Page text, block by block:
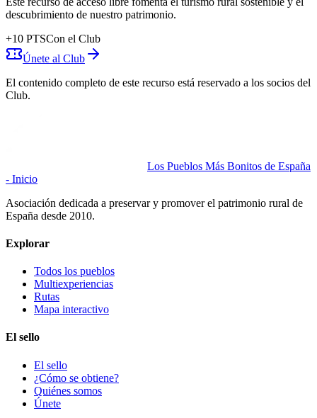
descubrimiento de nuestro patrimonio.
+10 PTSCon el Club
Únete al Club
El contenido completo de este recurso está reservado a los socios del
Club.
Los Pueblos Más Bonitos de España
- Inicio
Asociación dedicada a preservar y promover el patrimonio rural de
España desde 2010.
Explorar
Todos los pueblos
Multiexperiencias
Rutas
Mapa interactivo
El sello
El sello
¿Cómo se obtiene?
Quiénes somos
Únete